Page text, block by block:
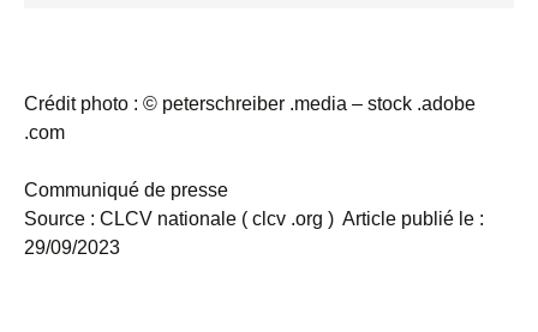
Crédit photo : © peterschreiber .media – stock .adobe
.com
Communiqué de presse
Source : CLCV nationale ( clcv .org ) Article publié le :
29/09/2023